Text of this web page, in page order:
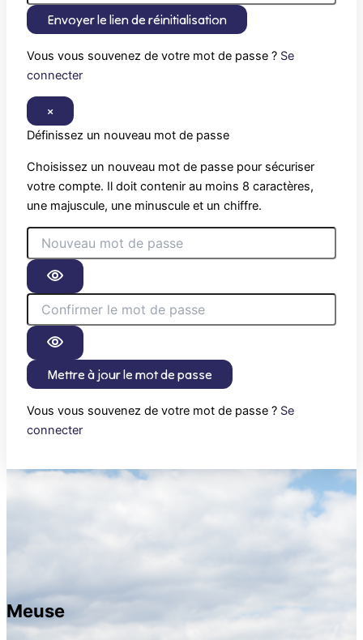
Envoyer le lien de réinitialisation
Vous vous souvenez de votre mot de passe ? Se
connecter
×
Définissez un nouveau mot de passe
Choisissez un nouveau mot de passe pour sécuriser
votre compte. Il doit contenir au moins 8 caractères,
une majuscule, une minuscule et un chiffre.
Mettre à jour le mot de passe
Vous vous souvenez de votre mot de passe ? Se
connecter
Meuse